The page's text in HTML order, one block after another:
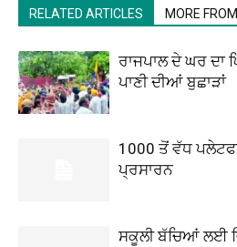
RELATED ARTICLES MORE
ਰਾਜਪਾਲ ਦੇ ਘਰ ਦਾ
ਪਾਣੀ ਦੀਆਂ ਬੁਛਾੜਾਂ
1000 ਤੋਂ ਵੱਧ
ਪ੍ਰਸਾਰਨ
ਸਕੂਲੀ ਬੱਚਿਆਂ ਲਈ